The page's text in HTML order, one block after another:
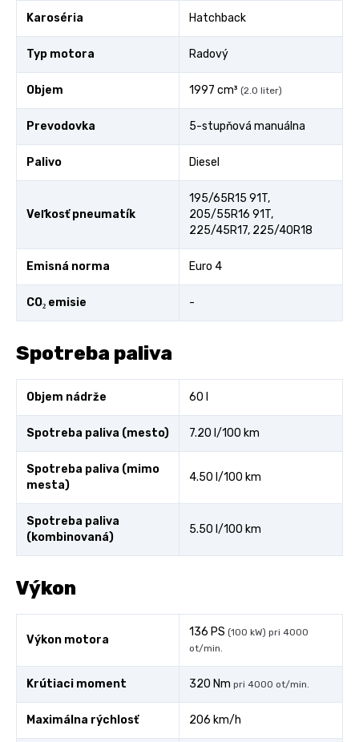
Karoséria Hatchback
Typ motora Radový
Objem 1997 cm³ (2.0 liter)
Prevodovka 5-stupňová manuálna
Palivo Diesel
Veľkosť pneumatík
195/65R15 91T,
205/55R16 91T,
225/45R17, 225/40R18
Emisná norma Euro 4
CO₂ emisie -
Spotreba paliva
Objem nádrže 60 l
Spotreba paliva (mesto) 7.20 l/100 km
Spotreba paliva (mimo
mesta)
4.50 l/100 km
Spotreba paliva
(kombinovaná)
5.50 l/100 km
Výkon
Výkon motora
136 PS (100 kW) pri 4000
ot/min.
Krútiaci moment 320 Nm pri 4000 ot/min.
Maximálna rýchlosť 206 km/h